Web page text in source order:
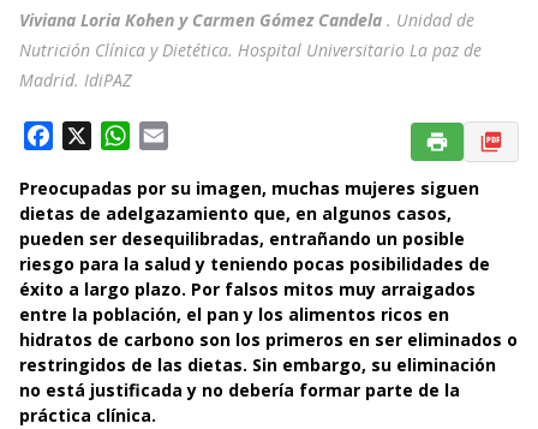
Viviana Loria Kohen y Carmen Gómez Candela . Unidad de
Nutrición Clínica y Dietética. Hospital Universitario La paz de
Madrid. IdiPAZ
c
e
b
o
o
k
W
a
t
s
A
p
p
a
i
l
Preocupadas por su imagen, muchas mujeres siguen
dietas de adelgazamiento que, en algunos casos,
pueden ser desequilibradas, entrañando un posible
riesgo para la salud y teniendo pocas posibilidades de
éxito a largo plazo. Por falsos mitos muy arraigados
entre la población, el pan y los alimentos ricos en
hidratos de carbono son los primeros en ser eliminados o
restringidos de las dietas. Sin embargo, su eliminación
no está justificada y no debería formar parte de la
práctica clínica.